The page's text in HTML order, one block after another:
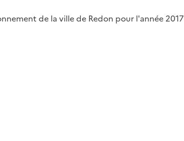
de la ville de Redon pour l'année 2017